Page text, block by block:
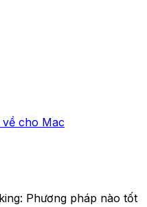
về cho Mac
Phương pháp nào tốt